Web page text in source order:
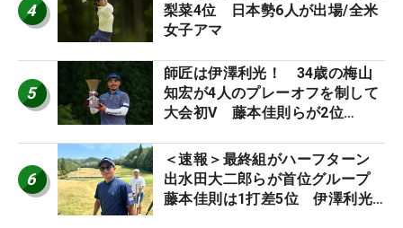
4
梨菜4位 日本勢6人が出場/全米
女子アマ
5
師匠は伊澤利光！ 34歳の梅山
知宏が4人のプレーオフを制して
大会初V 藤本佳則らが2位
6
＜速報＞最終組がハーフターン
出水田大二郎らが首位グループ
藤本佳則は1打差5位 伊澤利光